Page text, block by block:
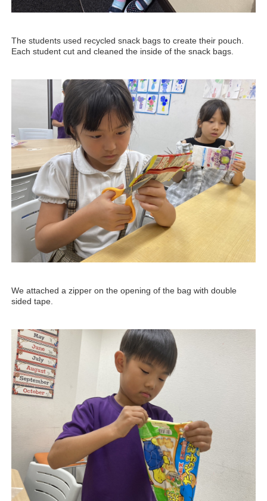
The students used recycled snack bags to create their pouch.
Each student cut and cleaned the inside of the snack bags.
We attached a zipper on the opening of the bag with double
sided tape.